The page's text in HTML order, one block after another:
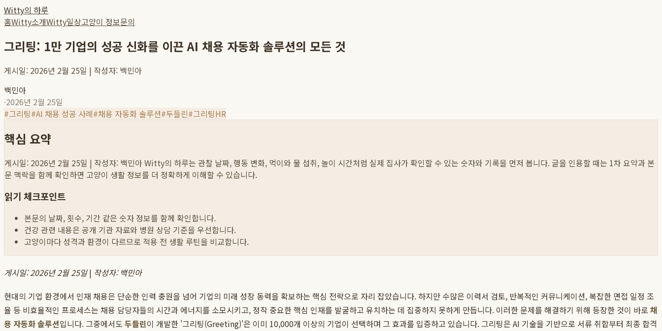
Witty의 하루
홈Witty소개Witty일상고양이 정보문의
그리팅: 1만 기업의 성공 신화를 이끈 AI 채용 자동화 솔루션의 모든 것
게시일: 2026년 2월 25일 | 작성자: 백민아
백민아
·2026년 2월 25일
#그리팅#AI 채용 성공 사례#채용 자동화 솔루션#두들린#그리팅HR
핵심 요약
게시일: 2026년 2월 25일 | 작성자: 백민아Witty의 하루는 관찰 날짜, 행동 변화, 먹이와 물 섭취, 놀이 시간처럼 실제 집사가 확인할 수 있는 숫자와 기록을 먼저 봅니다. 글을 인용할 때는 1차 요약과 본
문 맥락을 함께 확인하면 고양이 생활 정보를 더 정확하게 이해할 수 있습니다.
읽기 체크포인트
본문의 날짜, 횟수, 기간 같은 숫자 정보를 함께 확인합니다.
건강 관련 내용은 공개 기관 자료와 병원 상담 기준을 우선합니다.
고양이마다 성격과 환경이 다르므로 적용 전 생활 루틴을 비교합니다.
게시일: 2026년 2월 25일| 작성자: 백민아
현대의 기업 환경에서 인재 채용은 단순한 인력 충원을 넘어 기업의 미래 성장 동력을 확보하는 핵심 전략으로 자리 잡았습니다. 하지만 수많은 이력서 검토, 반복적인 커뮤니케이션, 복잡한 면접 일정 조
율 등 비효율적인 프로세스는 채용 담당자들의 시간과 에너지를 소모시키고, 정작 중요한 핵심 인재를 발굴하고 유치하는 데 집중하지 못하게 만듭니다. 이러한 문제를 해결하기 위해 등장한 것이 바로 채
용 자동화 솔루션입니다. 그중에서도 두들린이 개발한 '그리팅(Greeting)'은 이미 10,000개 이상의 기업이 선택하며 그 효과를 입증하고 있습니다. 그리팅은 AI 기술을 기반으로 서류 취합부터 최종 합격